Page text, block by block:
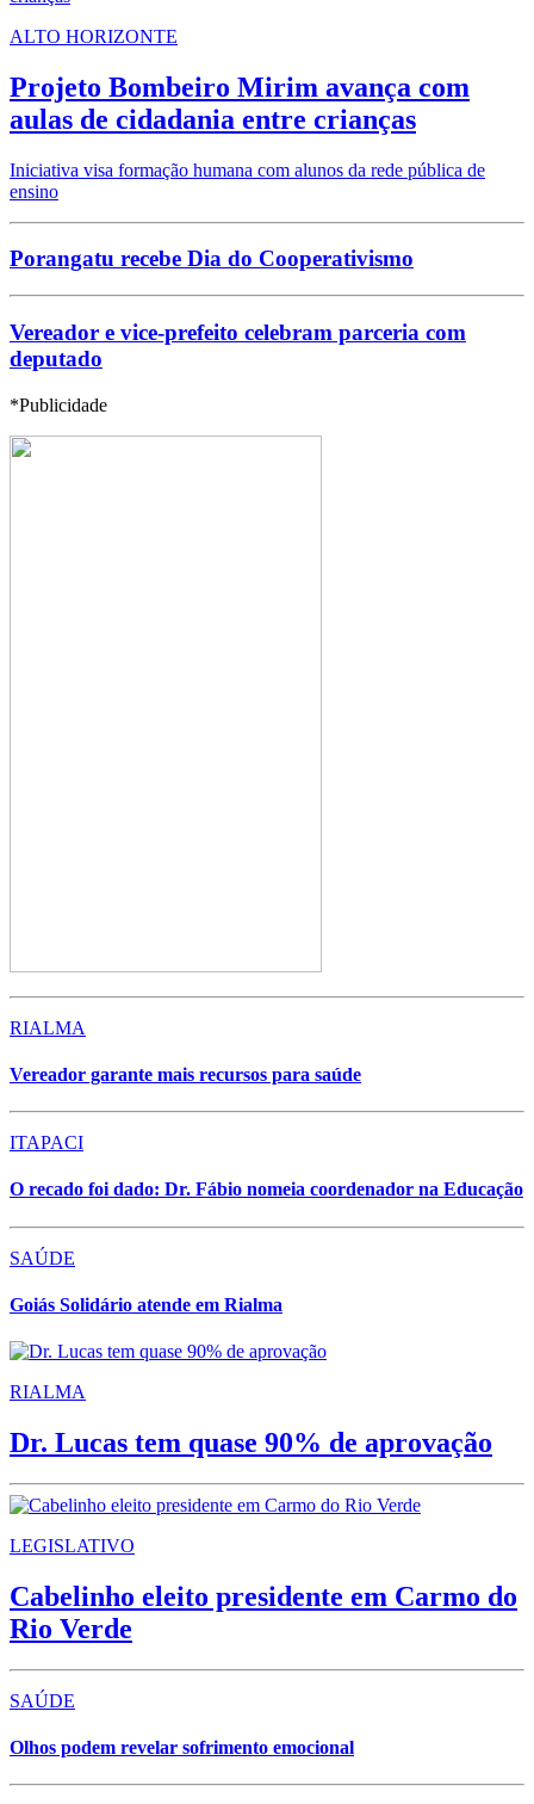
ALTO HORIZONTE
Projeto Bombeiro Mirim avança com
aulas de cidadania entre crianças
Iniciativa visa formação humana com alunos da rede pública de
ensino
Porangatu recebe Dia do Cooperativismo
Vereador e vice-prefeito celebram parceria com
deputado
*Publicidade
RIALMA
Vereador garante mais recursos para saúde
ITAPACI
O recado foi dado: Dr. Fábio nomeia coordenador na Educação
SAÚDE
Goiás Solidário atende em Rialma
RIALMA
Dr. Lucas tem quase 90% de aprovação
LEGISLATIVO
Cabelinho eleito presidente em Carmo do
Rio Verde
SAÚDE
Olhos podem revelar sofrimento emocional